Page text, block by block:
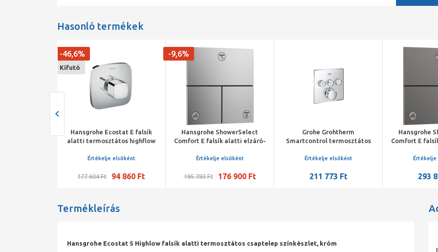
Hasonló termékek
Hansgrohe Ecostat E falsík
alatti termosztátos highflow
-46,6%
Kifutó
Értékelje elsőként
177 604 Ft 94 860 Ft
Hansgrohe ShowerSelect
Comfort E falsík alatti elzáró-
króm
-9,6%
Értékelje elsőként
195 783 Ft 176 900 Ft
Grohe Grohtherm
Smartcontrol termosztátos
Értékelje elsőként
211 773 Ft
Hansgrohe
Comfort E
Értékelje
293
Termékleírás
Hansgrohe Ecostat S Highlow falsík alatti termosztátos csaptelep színkészlet, króm